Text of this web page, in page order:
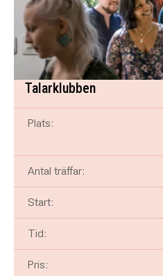
Talarklubben
Plats:
Antal träffar:
Start:
Tid:
Pris: